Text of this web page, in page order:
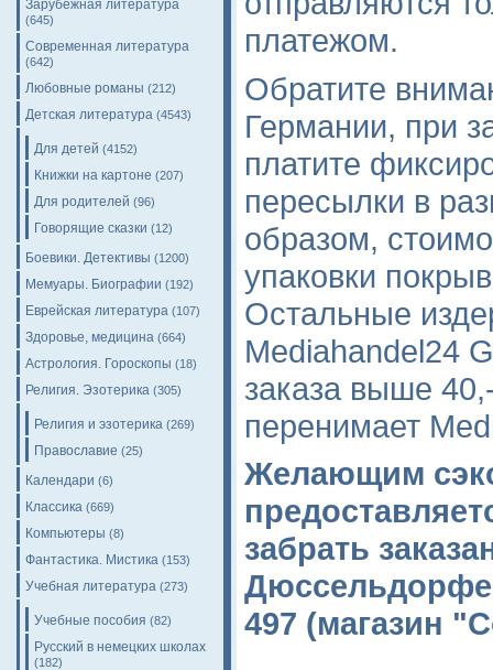
Зарубежная литература
(645)
Современная литература
(642)
Любовные романы (212)
Детская литература (4543)
Для детей (4152)
Книжки на картоне (207)
Для родителей (96)
Говорящие сказки (12)
Боевики. Детективы (1200)
Мемуары. Биографии (192)
Еврейская литература (107)
Здоровье, медицина (664)
Астрология. Гороскопы (18)
Религия. Эзотерика (305)
Религия и эзотерика (269)
Православие (25)
Календари (6)
Классика (669)
Компьютеры (8)
Фантастика. Мистика (153)
Учебная литература (273)
Учебные пособия (82)
Русский в немецких школах
(182)
платежом.
Обратите
Германии, при
платите
пересылки в
образом,
упаковки
Остальные
Mediahandel24
заказа выше
перенимает
Желающим
забрать
Дюссельдорфе
497 (магазин